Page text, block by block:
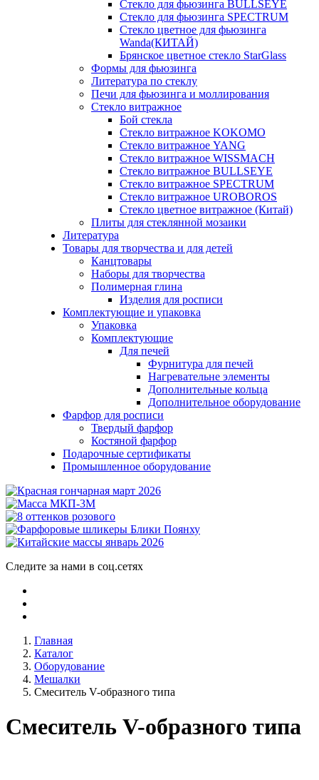
Стекло для фьюзинга BULLSEYE
Стекло для фьюзинга SPECTRUM
Стекло цветное для фьюзинга
Wanda(КИТАЙ)
Брянское цветное стекло StarGlass
Формы для фьюзинга
Литература по стеклу
Печи для фьюзинга и моллирования
Стекло витражное
Бой стекла
Стекло витражное KOKOMO
Стекло витражное YANG
Стекло витражное WISSMACH
Стекло витражное BULLSEYE
Стекло витражное SPECTRUM
Стекло витражное UROBOROS
Стекло цветное витражное (Китай)
Плиты для стеклянной мозаики
Литература
Товары для творчества и для детей
Канцтовары
Наборы для творчества
Полимерная глина
Изделия для росписи
Комплектующие и упаковка
Упаковка
Комплектующие
Для печей
Фурнитура для печей
Нагревательне элементы
Дополнительные кольца
Дополнительное оборудование
Фарфор для росписи
Твердый фарфор
Костяной фарфор
Подарочные сертификаты
Промышленное оборудование
Следите за нами в соц.сетях
Главная
Каталог
Оборудование
Мешалки
Смеситель V-образного типа
Смеситель V-образного типа